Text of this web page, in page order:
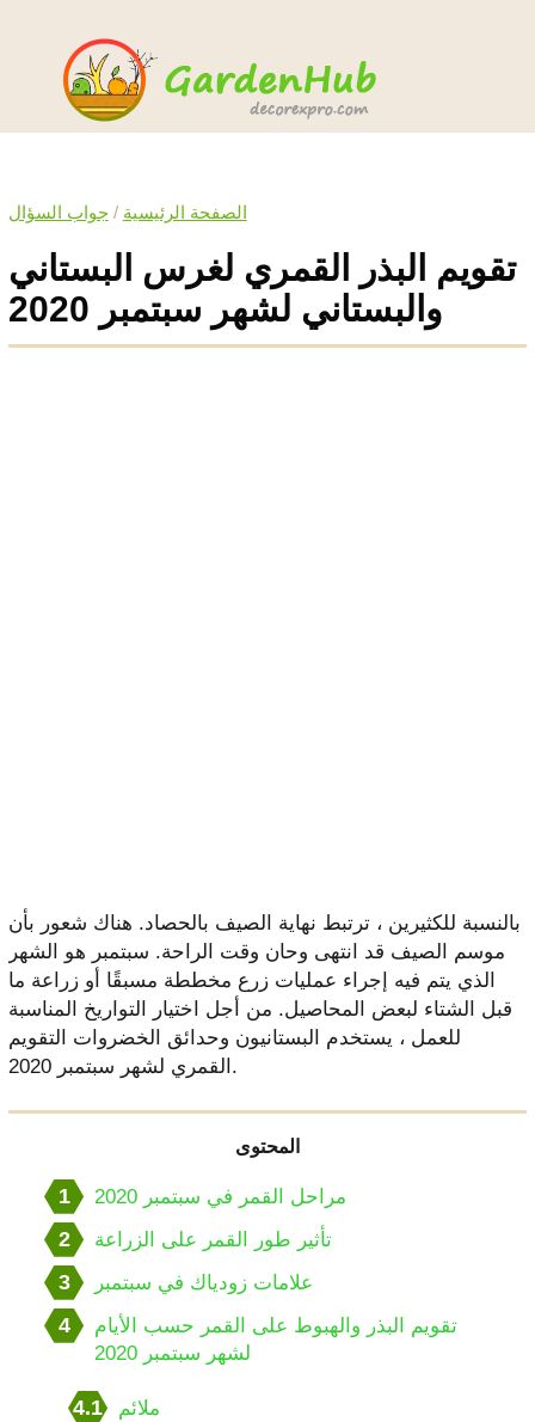
الصفحة الرئيسية /جواب السؤال
تقويم البذر القمري لغرس البستاني
والبستاني لشهر سبتمبر 2020
بالنسبة للكثيرين ، ترتبط نهاية الصيف بالحصاد. هناك شعور بأن
موسم الصيف قد انتهى وحان وقت الراحة. سبتمبر هو الشهر
الذي يتم فيه إجراء عمليات زرع مخططة مسبقًا أو زراعة ما
قبل الشتاء لبعض المحاصيل. من أجل اختيار التواريخ المناسبة
للعمل ، يستخدم البستانيون وحدائق الخضروات التقويم
القمري لشهر سبتمبر 2020.
المحتوى
1 مراحل القمر في سبتمبر 2020
2 تأثير طور القمر على الزراعة
3 علامات زودياك في سبتمبر
4
تقويم البذر والهبوط على القمر حسب الأيام
لشهر سبتمبر 2020
4.1 ملائم